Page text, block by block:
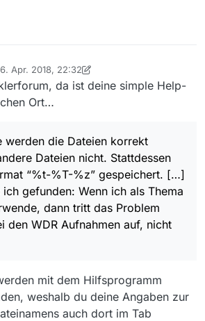
Apr. 2018, 22:32
von styroll
da ist deine simple Help-
Ort…
werden die Dateien korrekt
Dateien nicht. Stattdessen
“%t-%T-%z” gespeichert. […]
ich gefunden: Wenn ich als Thema
dann tritt das Problem
den WDR Aufnahmen auf, nicht
mit dem Hilfsprogramm
weshalb du deine Angaben zur
auch dort im Tab